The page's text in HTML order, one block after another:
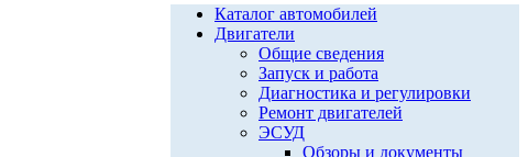
Каталог автомобилей
Двигатели
Общие сведения
Запуск и работа
Диагностика и регулировки
Ремонт двигателей
ЭСУД
Обзоры и документы